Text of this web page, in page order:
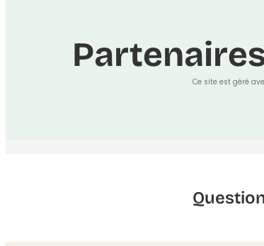
Ce site est géré